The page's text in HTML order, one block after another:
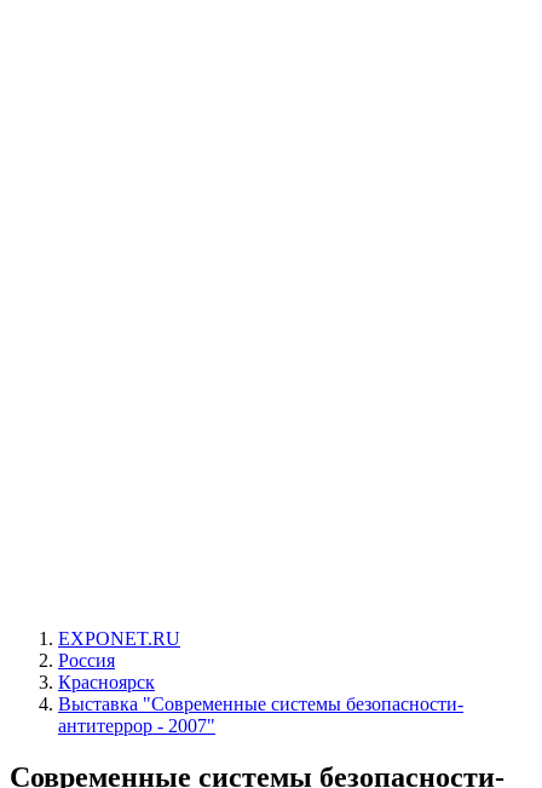
EXPONET.RU
Россия
Красноярск
Выставка "Современные системы безопасности-
антитеррор - 2007"
Современные системы безопасности-